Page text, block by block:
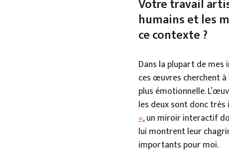
Votre travail
humains et les
ce contexte ?
Dans la plupart de
ces œuvres cherchent
plus émotionnelle.
les deux sont donc
», un miroir interactif
lui montrent leur
importants pour moi.